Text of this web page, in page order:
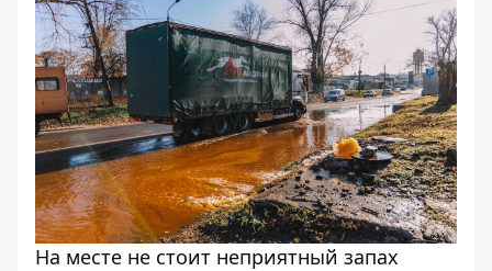
На месте не стоит неприятный запах